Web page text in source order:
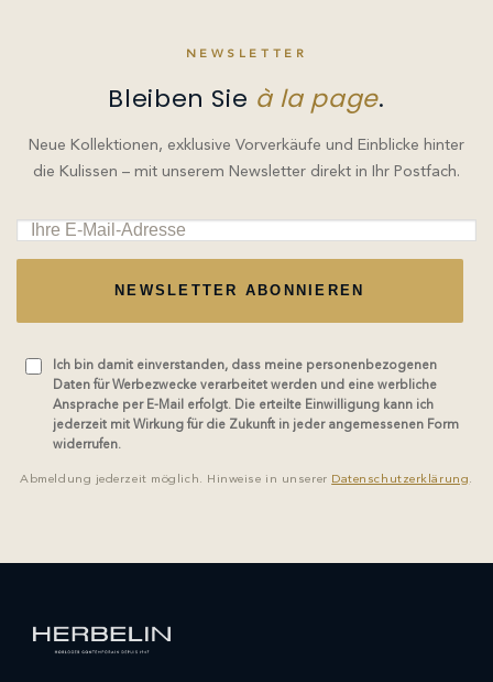
NEWSLETTER
Bleiben Sie à la page.
Neue Kollektionen, exklusive Vorverkäufe und Einblicke hinter
die Kulissen – mit unserem Newsletter direkt in Ihr Postfach.
NEWSLETTER ABONNIEREN
Ich bin damit einverstanden, dass meine personenbezogenen
Daten für Werbezwecke verarbeitet werden und eine werbliche
Ansprache per E-Mail erfolgt. Die erteilte Einwilligung kann ich
jederzeit mit Wirkung für die Zukunft in jeder angemessenen Form
widerrufen.
Abmeldung jederzeit möglich. Hinweise in unserer Datenschutzerklärung.